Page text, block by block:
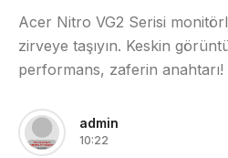
Acer Nitro VG2 Serisi
zirveye taşıyın. Keskin
performans, zaferin anahtarı!
admin
10:22